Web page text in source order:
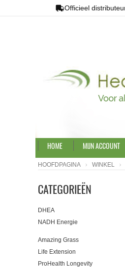
Officieel
HOME MIJN ACCOUNT
HOOFDPAGINA WINKEL
CATEGORIEËN
DHEA
NADH Energie
Amazing Grass
Life Extension
ProHealth Longevity